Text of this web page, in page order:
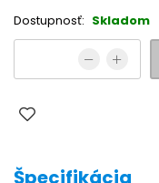
Dostupnosť: Skladom
Špecifikácia